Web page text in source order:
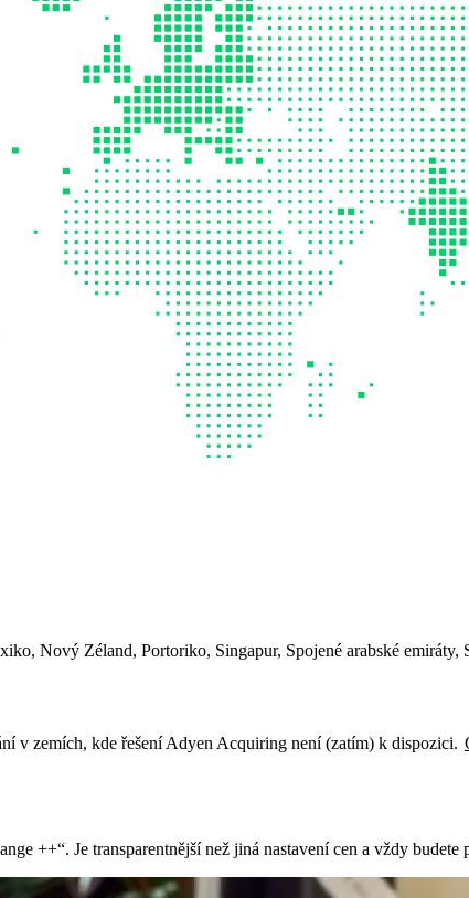
Nový Zéland, Portoriko, Singapur, Spojené arabské emiráty,
v zemích, kde řešení Adyen Acquiring není (zatím) k dispozici.
++“. Je transparentnější než jiná nastavení cen a vždy